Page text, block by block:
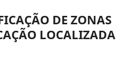
DE ZONAS
LOCALIZADA